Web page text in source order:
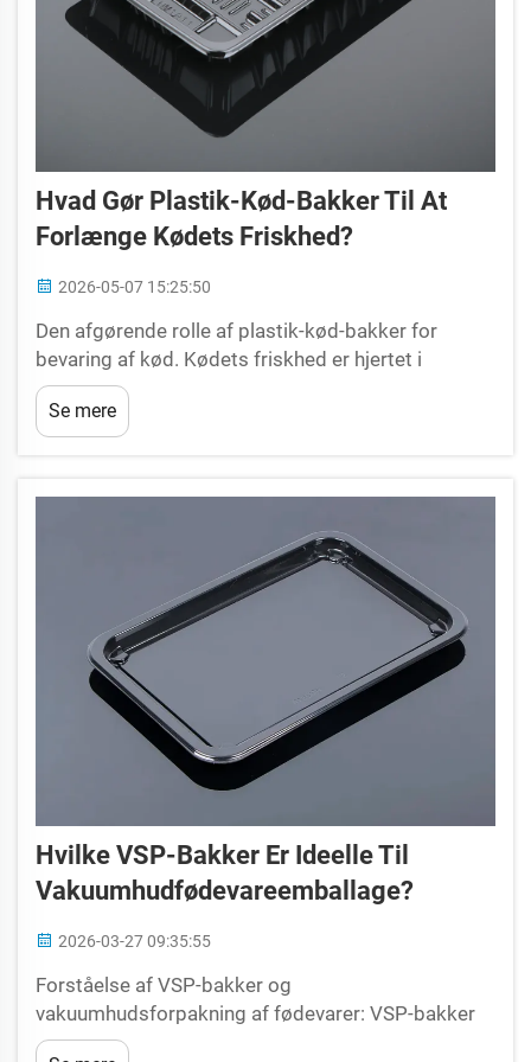
Hvad Gør Plastik-Kød-Bakker Til At
Forlænge Kødets Friskhed?
2026-05-07 15:25:50
Den afgørende rolle af plastik-kød-bakker for
bevaring af kød. Kødets friskhed er hjertet i
succesen for enhver kødforarbejdningsvirksomhed,
detailhandler og fødevarevirksomhed. En lille
kompromittering af friskheden fører ikke kun til
Se mere
Hvilke VSP-Bakker Er Ideelle Til
Vakuumhudfødevareemballage?
2026-03-27 09:35:55
Forståelse af VSP-bakker og
vakuumhudsforpakning af fødevarer: VSP-bakker
er den grundlæggende komponent i